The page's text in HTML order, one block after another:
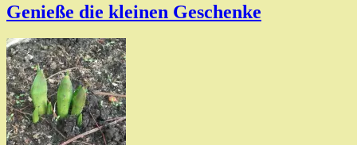
Genieße die kleinen Geschenke